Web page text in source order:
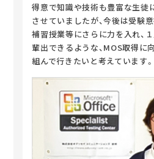
得意で知識や技術も豊富な生徒
させていましたが、今後は受験
補習授業等にさらに力を入れ、
輩出できるような、MOS取得に
組んで行きたいと考えています。